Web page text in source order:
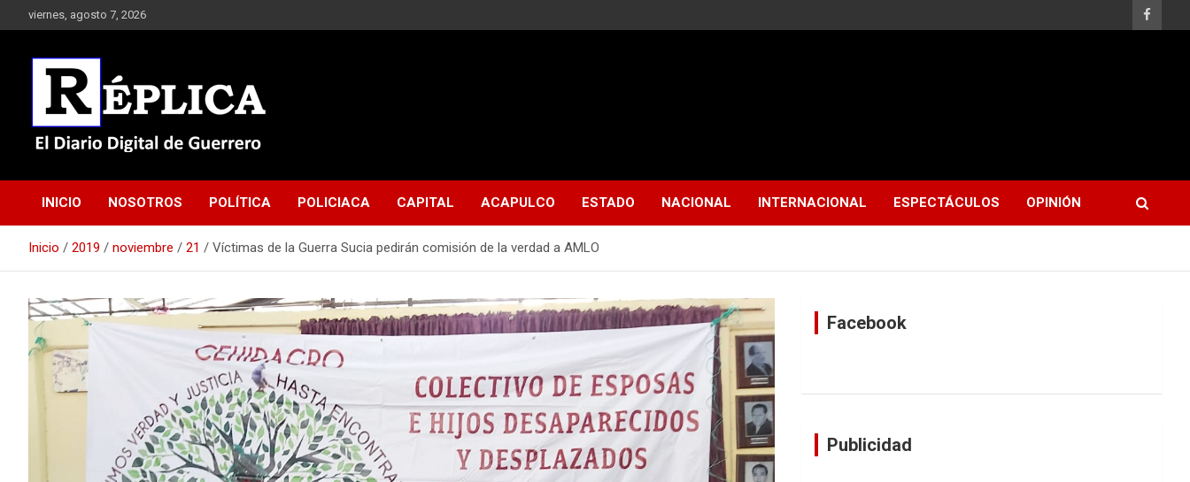
al
viernes, agosto 7, 2026
Réplica
INICIO NOSOTROS POLÍTICA POLICIACA CAPITAL ACAPULCO ESTADO NACIONAL INTERNACIONAL ESPECTÁCULOS OPINIÓN
Inicio 2019 noviembre 21 Víctimas de la Guerra Sucia pedirán comisión de la verdad a AMLO
Facebook
Publicidad